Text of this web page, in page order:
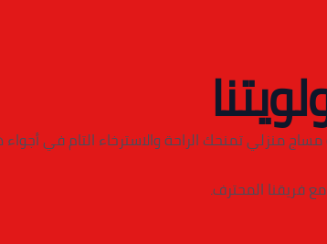
منزلي تمنحك الراحة والاسترخاء التام في
فريقنا المحترف.